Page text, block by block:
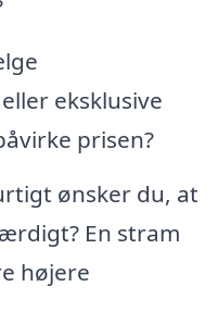
eksklusive
prisen?
ønsker du, at
En stram
højere